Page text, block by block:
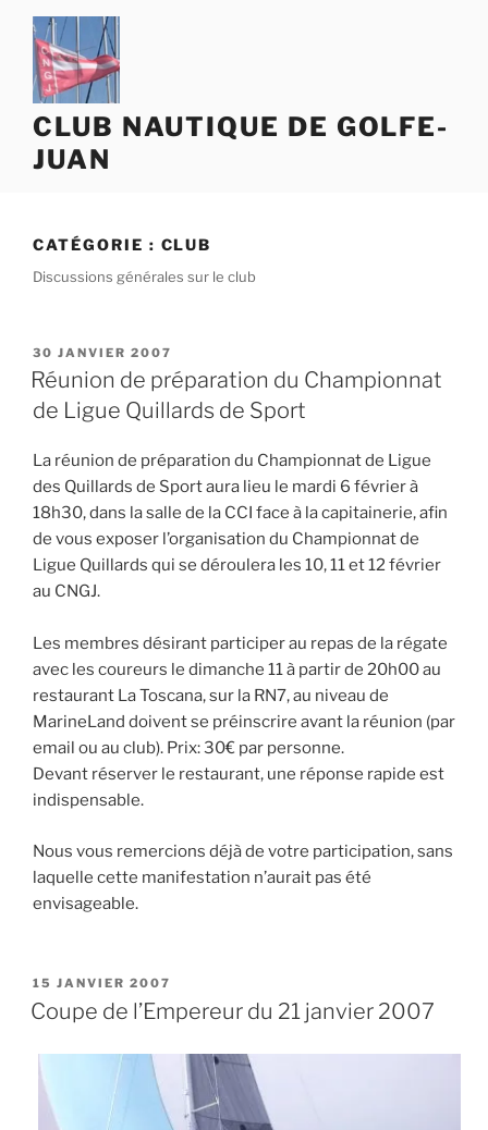
Aller
contenu
principal
CLUB NAUTIQUE DE GOLFE-
JUAN
CATÉGORIE : CLUB
Discussions générales sur le club
PUBLIÉ
LE
30 JANVIER 2007
Réunion de préparation du Championnat
de Ligue Quillards de Sport
La réunion de préparation du Championnat de Ligue
des Quillards de Sport aura lieu le mardi 6 février à
18h30, dans la salle de la CCI face à la capitainerie, afin
de vous exposer l’organisation du Championnat de
Ligue Quillards qui se déroulera les 10, 11 et 12 février
au CNGJ.
Les membres désirant participer au repas de la régate
avec les coureurs le dimanche 11 à partir de 20h00 au
restaurant La Toscana, sur la RN7, au niveau de
MarineLand doivent se préinscrire avant la réunion (par
email ou au club). Prix: 30€ par personne.
Devant réserver le restaurant, une réponse rapide est
indispensable.
Nous vous remercions déjà de votre participation, sans
laquelle cette manifestation n’aurait pas été
envisageable.
PUBLIÉ
LE
15 JANVIER 2007
Coupe de l’Empereur du 21 janvier 2007